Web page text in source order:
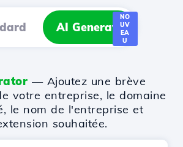
AI Generator
NO
UV
EA
U
— Ajoutez une brève
votre entreprise, le domaine
le nom de l'entreprise et
souhaitée.